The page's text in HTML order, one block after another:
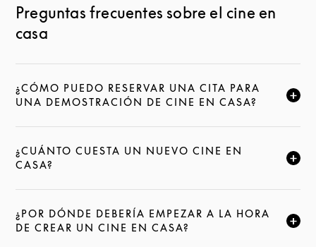
Preguntas frecuentes sobre el cine en
casa
¿CÓMO PUEDO RESERVAR UNA CITA PARA
UNA DEMOSTRACIÓN DE CINE EN CASA?
HAZ CLIC PARA AMPLIAR ESTA DESCRIPCIÓN Y
¿CUÁNTO CUESTA UN NUEVO CINE EN
CASA?
HAZ CLIC PARA AMPLIAR ESTA DESCRIPCIÓN Y
¿POR DÓNDE DEBERÍA EMPEZAR A LA HORA
DE CREAR UN CINE EN CASA?
HAZ CLIC PARA AMPLIAR ESTA DESCRIPCIÓN Y